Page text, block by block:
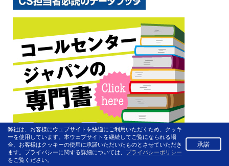
弊社は、お客様にウェブサイトを快適にご利用いただくため、クッキ
ーを使用しています。本ウェブサイトを継続してご覧になられる場
合、お客様はクッキーの使用に承諾いただいたものとさせていただき
ます。プライバシーに関する詳細については、 プライバシーポリシー
をご覧ください。
承諾